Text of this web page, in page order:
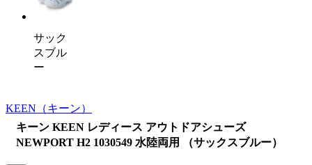
サック
スブル
ー
KEEN （キーン）
キーン KEEN レディース アウトドアシューズ
NEWPORT H2 1030549 水陸両用 （サックスブルー）